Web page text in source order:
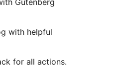
Gutenberg
with helpful
for all actions.